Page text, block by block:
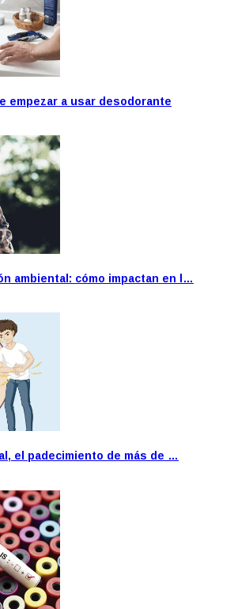
empezar a usar desodorante
ambiental: cómo impactan en l…
el padecimiento de más de …